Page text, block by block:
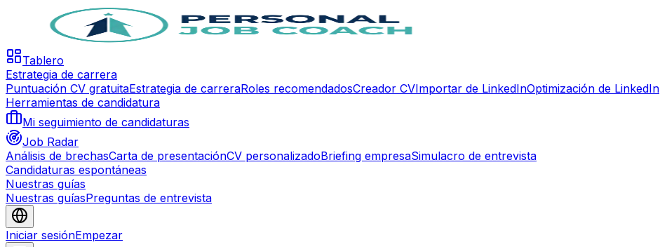
Tablero
Estrategia de carrera
Puntuación CV gratuitaEstrategia de carreraRoles recomendadosCreador CVImportar de LinkedInOptimización de LinkedIn
Herramientas de candidatura
Mi seguimiento de candidaturas
Job Radar
Análisis de brechasCarta de presentaciónCV personalizadoBriefing empresaSimulacro de entrevista
Candidaturas espontáneas
Nuestras guías
Nuestras guíasPreguntas de entrevista
Iniciar sesiónEmpezar